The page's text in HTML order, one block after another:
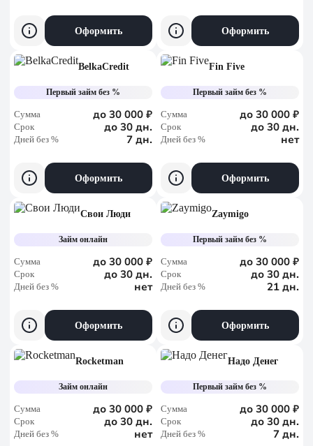
Оформить Оформить
BelkaCredit
Первый займ без %
Сумма до 30 000 ₽
Срок до 30 дн.
Дней без % 7 дн.
Оформить
Fin Five
Первый займ без %
Сумма до 30 000 ₽
Срок до 30 дн.
Дней без % нет
Оформить
Свои Люди
Займ онлайн
Сумма до 30 000 ₽
Срок до 30 дн.
Дней без % нет
Оформить
Zaymigo
Первый займ без %
Сумма до 30 000 ₽
Срок до 30 дн.
Дней без % 21 дн.
Оформить
Rocketman
Займ онлайн
Сумма до 30 000 ₽
Срок до 30 дн.
Дней без % нет
Надо Денег
Первый займ без %
Сумма до 30 000 ₽
Срок до 30 дн.
Дней без % 7 дн.